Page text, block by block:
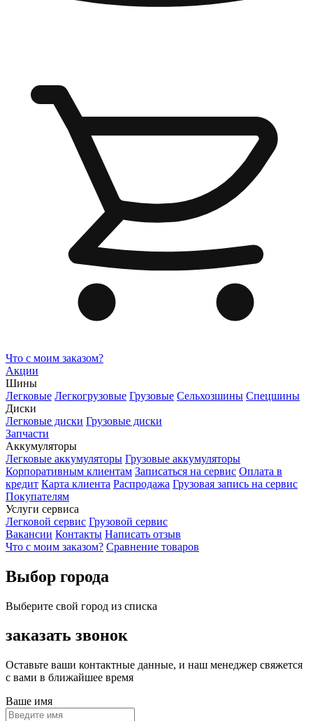
Что с моим заказом?
Акции
Шины
Легковые Легкогрузовые Грузовые Сельхозшины Спецшины
Диски
Легковые диски Грузовые диски
Запчасти
Аккумуляторы
Легковые аккумуляторы Грузовые аккумуляторы
Корпоративным клиентам Записаться на сервис Оплата в
кредит Карта клиента Распродажа Грузовая запись на сервис
Покупателям
Услуги сервиса
Легковой сервис Грузовой сервис
Вакансии Контакты Написать отзыв
Что с моим заказом? Сравнение товаров
Выбор города
Выберите свой город из списка
заказать звонок
Оставьте ваши контактные данные, и наш менеджер свяжется
с вами в ближайшее время
Ваше имя